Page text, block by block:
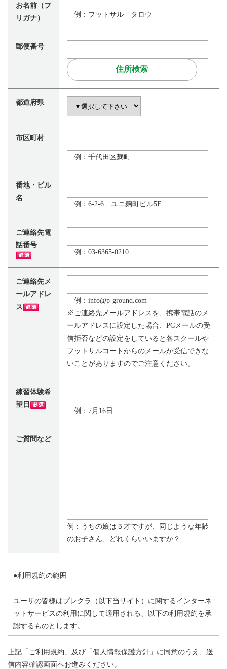
お名前（フ
リガナ）
例：フットサル タロウ
郵便番号
都道府県
市区町村
例：千代田区麹町
番地・ビル
名
例：6-2-6 ユニ麹町ビル5F
ご連絡先電
話番号
例：03-6365-0210
ご連絡先メ
ールアドレ
ス
例：info@p-ground.com
※ご連絡先メールアドレスを、携帯電話のメ
ールアドレスに設定した場合、PCメールの受
信拒否などの設定をしていると各スクールや
フットサルコートからのメールが受信できな
いことがありますのでご注意ください。
練習体験希
望日
例：7月16日
ご質問など
例：うちの娘は５才ですが、同じような年齢
のお子さん、どれくらいいますか？
●利用規約の範囲
ユーザの皆様はプレグラ（以下当サイト）に関するインターネ
ットサービスの利用に関して適用される、以下の利用規約を承
認するものとします。
この利用規約の他、当サイトからリンクされた他サイト、また
利用する個別サービスの利用規約（本利用規約では網羅できな
上記「ご利用規約」及び「個人情報保護方針」に同意のうえ、送
信内容確認画面へお進みください。